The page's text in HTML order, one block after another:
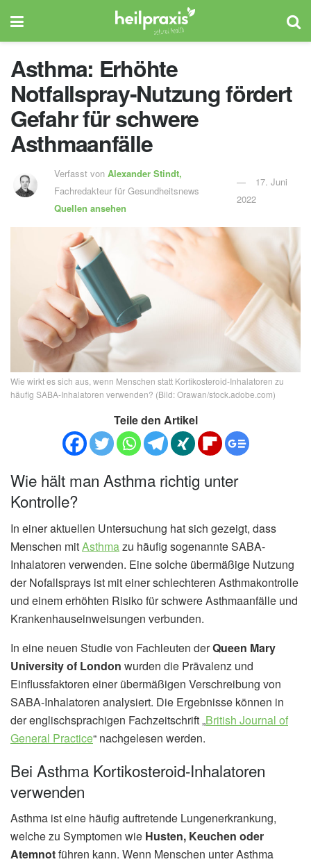
Asthma: Erhöhte
Notfallspray-Nutzung fördert
Gefahr für schwere
Asthmaanfälle
Verfasst von Alexander Stindt,
Fachredakteur für Gesundheitsnews
Quellen ansehen
17. Juni
2022
Wie wirkt es sich aus, wenn Menschen statt Kortikosteroid-Inhalatoren zu
häufig SABA-Inhalatoren verwenden? (Bild: Orawan/stock.adobe.com)
Teile den Artikel
Wie hält man Asthma richtig unter
Kontrolle?
In einer aktuellen Untersuchung hat sich gezeigt, dass
Menschen mitAsthmazu häufig sogenannte SABA-
Inhalatoren verwenden. Eine solche übermäßige Nutzung
der Nofallsprays ist mit einer schlechteren Asthmakontrolle
und einem erhöhten Risiko für schwere Asthmaanfälle und
Krankenhauseinweisungen verbunden.
In eine neuen Studie von Fachleuten derQueen Mary
University of London wurden die Prävalenz und
Einflussfaktoren einer übermäßigen Verschreibung von
SABA-Inhalatoren analysiert. Die Ergebnisse können in
der englischsprachigen Fachzeitschrift „British Journal of
General Practice“ nachgelesen werden.
Bei Asthma Kortikosteroid-Inhalatoren
verwenden
Asthma ist eine häufig auftretende Lungenerkrankung,
welche zu Symptomen wie Husten, Keuchen oder
Atemnotführen kann. Wenn Menschen unter Asthma